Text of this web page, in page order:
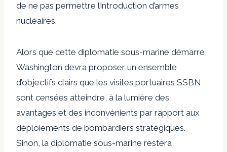
de ne pas permettre l’introduction d’armes
nucléaires.
Alors que cette diplomatie sous-marine démarre,
Washington devra proposer un ensemble
d’objectifs clairs que les visites portuaires SSBN
sont censées atteindre, à la lumière des
avantages et des inconvénients par rapport aux
déploiements de bombardiers stratégiques.
Sinon, la diplomatie sous-marine restera